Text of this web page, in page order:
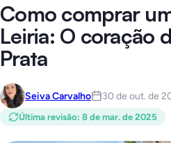
Como comprar
Leiria: O coração
Prata
Seiva Carvalho 30 de out. de
Última revisão: 8 de mar. de 2025